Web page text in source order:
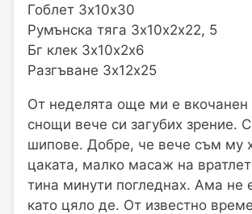
Гоблет 3х10х30
Румънска тяга 3х10х2х22, 5
Бг клек 3х10х2х6
Разгъване 3х12х25
От неделята още ми е вкочанен
снощи вече си загубих зрение.
шипове. Добре, че вече съм му
цаката, малко масаж на
тина минути погледнах. Ама не
като цяло де. От известно